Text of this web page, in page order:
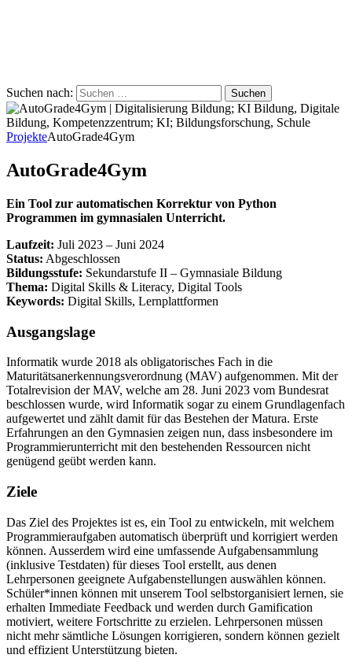
Suchen nach:
ProjekteAutoGrade4Gym
AutoGrade4Gym
Ein Tool zur automatischen Korrektur von Python
Programmen im gymnasialen Unterricht.
Laufzeit: Juli 2023 – Juni 2024
Status: Abgeschlossen
Bildungsstufe: Sekundarstufe II – Gymnasiale Bildung
Thema: Digital Skills & Literacy, Digital Tools
Keywords: Digital Skills, Lernplattformen
Ausgangslage
Informatik wurde 2018 als obligatorisches Fach in die
Maturitätsanerkennungsverordnung (MAV) aufgenommen. Mit der
Totalrevision der MAV, welche am 28. Juni 2023 vom Bundesrat
beschlossen wurde, wird Informatik sogar zu einem Grundlagenfach
aufgewertet und zählt damit für das Bestehen der Matura. Erste
Erfahrungen an den Gymnasien zeigen nun, dass insbesondere im
Programmierunterricht mit den bestehenden Ressourcen nicht
genügend geübt werden kann.
Ziele
Das Ziel des Projektes ist es, ein Tool zu entwickeln, mit welchem
Programmieraufgaben automatisch überprüft und korrigiert werden
können. Ausserdem wird eine umfassende Aufgabensammlung
(inklusive Testdaten) für dieses Tool erstellt, aus denen
Lehrpersonen geeignete Aufgabenstellungen auswählen können.
Schüler*innen können mit unserem Tool selbstorganisiert lernen, sie
erhalten Immediate Feedback und werden durch Gamification
motiviert, weitere Fortschritte zu erzielen. Lehrpersonen müssen
nicht mehr sämtliche Lösungen korrigieren, sondern können gezielt
und effizient Unterstützung bieten.